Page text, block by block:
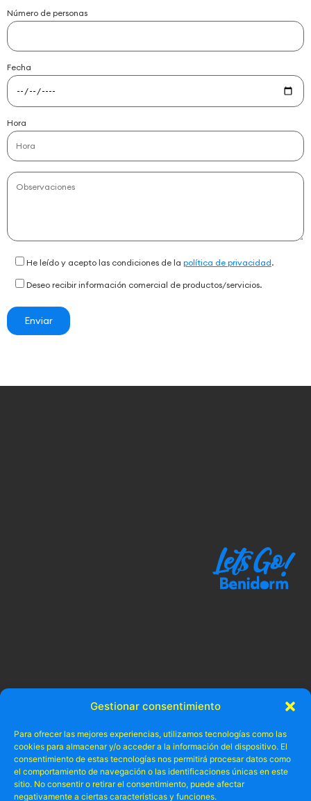
Gestionar consentimiento
Para ofrecer las mejores experiencias, utilizamos tecnologías como las
cookies para almacenar y/o acceder a la información del dispositivo. El
consentimiento de estas tecnologías nos permitirá procesar datos como
el comportamiento de navegación o las identificaciones únicas en este
sitio. No consentir o retirar el consentimiento, puede afectar
negativamente a ciertas características y funciones.
Número de personas
Fecha
Hora
He leído y acepto las condiciones de la política de privacidad.
Deseo recibir información comercial de productos/servicios.